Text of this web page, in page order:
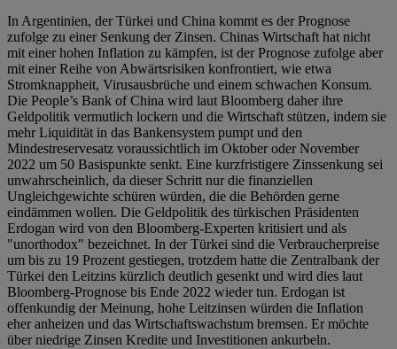
In Argentinien, der Türkei und China kommt es der Prognose
zufolge zu einer Senkung der Zinsen. Chinas Wirtschaft hat nicht
mit einer hohen Inflation zu kämpfen, ist der Prognose zufolge aber
mit einer Reihe von Abwärtsrisiken konfrontiert, wie etwa
Stromknappheit, Virusausbrüche und einem schwachen Konsum.
Die People’s Bank of China wird laut Bloomberg daher ihre
Geldpolitik vermutlich lockern und die Wirtschaft stützen, indem sie
mehr Liquidität in das Bankensystem pumpt und den
Mindestreservesatz voraussichtlich im Oktober oder November
2022 um 50 Basispunkte senkt. Eine kurzfristigere Zinssenkung sei
unwahrscheinlich, da dieser Schritt nur die finanziellen
Ungleichgewichte schüren würden, die die Behörden gerne
eindämmen wollen. Die Geldpolitik des türkischen Präsidenten
Erdogan wird von den Bloomberg-Experten kritisiert und als
"unorthodox" bezeichnet. In der Türkei sind die Verbraucherpreise
um bis zu 19 Prozent gestiegen, trotzdem hatte die Zentralbank der
Türkei den Leitzins kürzlich deutlich gesenkt und wird dies laut
Bloomberg-Prognose bis Ende 2022 wieder tun. Erdogan ist
offenkundig der Meinung, hohe Leitzinsen würden die Inflation
eher anheizen und das Wirtschaftswachstum bremsen. Er möchte
über niedrige Zinsen Kredite und Investitionen ankurbeln.